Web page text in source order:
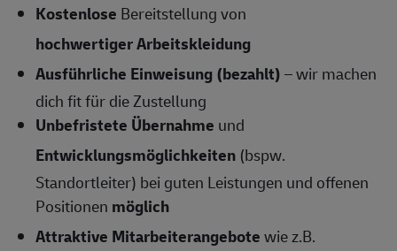
Kostenlose Bereitstellung von
hochwertiger Arbeitskleidung
Ausführliche Einweisung (bezahlt)– wir machen
dich fit für die Zustellung
Unbefristete Übernahme und
Entwicklungsmöglichkeiten (bspw.
Standortleiter) bei guten Leistungen und offenen
Positionen möglich
Attraktive Mitarbeiterangebotewie z.B.